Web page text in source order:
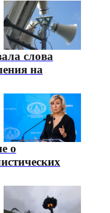
слова
на
о